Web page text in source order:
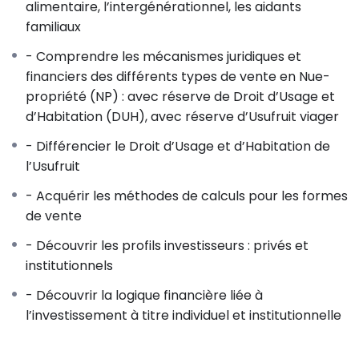
3- LES DIFFÉRENTS TYPES D’INVESTISSEURS
-Privés : leurs motivations à investir
-Institutionnels : leur objet social lié à l’investissement,
la maîtrise du risque de « sur longévité » dans le cadre
de la NP
4-DÉCOUVERTE DES DIFFÉRENTES FORMES DE VENTE
: NUE-PROPRIÉTÉ-DUH & NUE-PROPRIÉTÉ-USUFRUIT
-Principe du démembrement de propriété : schéma
sur paperboard
-Conditions requises pour vendre en Nue-propriété
-L’absence d’aléa dans ce type de contrat : pourquoi
-Les bases de calculs : schéma résumant les outils
-Les prix immobiliers : les bases de recherche/calculs
alimentaire, l’intergénérationnel, les aidants
familiaux
- Comprendre les mécanismes juridiques et
financiers des différents types de vente en Nue-
propriété (NP) : avec réserve de Droit d’Usage et
d’Habitation (DUH), avec réserve d’Usufruit viager
- Différencier le Droit d’Usage et d’Habitation de
l’Usufruit
- Acquérir les méthodes de calculs pour les formes
de vente
- Découvrir les profils investisseurs : privés et
institutionnels
- Découvrir la logique financière liée à
l’investissement à titre individuel et institutionnelle